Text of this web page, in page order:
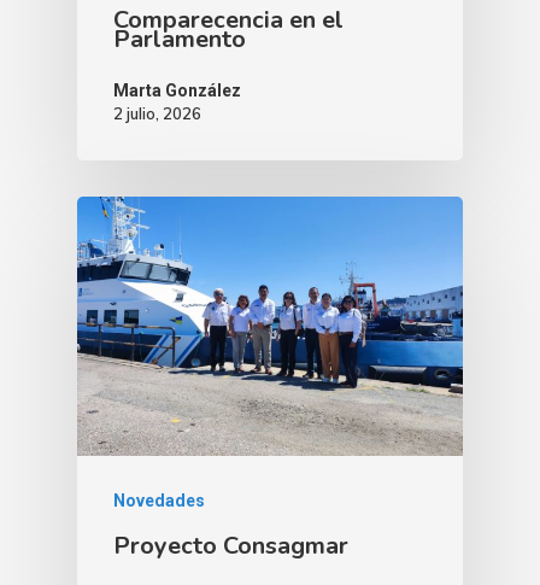
Comparecencia en el
Parlamento
Marta González
2 julio, 2026
Novedades
Proyecto Consagmar